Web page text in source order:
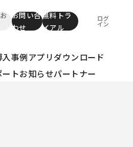
お問い合
わせ
無料トラ
イアル
ログ
イン
入事例アプリダウンロード
トお知らせパートナー